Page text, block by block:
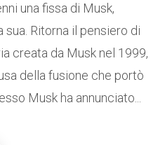
una fissa di Musk,
Ritorna il pensiero di
creata da Musk nel 1999,
della fusione che portò
Musk ha annunciato...